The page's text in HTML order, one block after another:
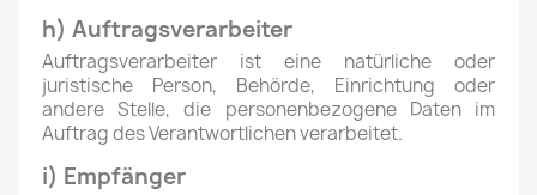
h) Auftragsverarbeiter
Auftragsverarbeiter ist eine natürliche oder
juristische Person, Behörde, Einrichtung oder
andere Stelle, die personenbezogene Daten im
Auftrag des Verantwortlichen verarbeitet.
i) Empfänger